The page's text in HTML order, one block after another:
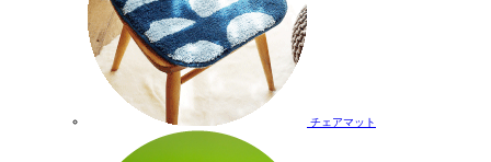
チェアマット